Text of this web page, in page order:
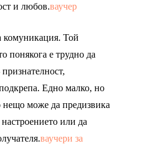
и любов.ваучер
комуникация. Той
понякога е трудно да
Едно малко, но
може да предизвика
или да
ваучери за